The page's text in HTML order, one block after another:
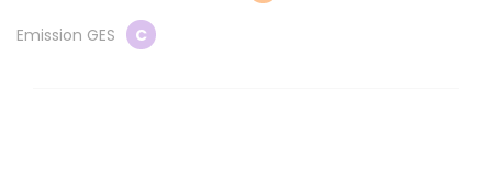
Emission GES C